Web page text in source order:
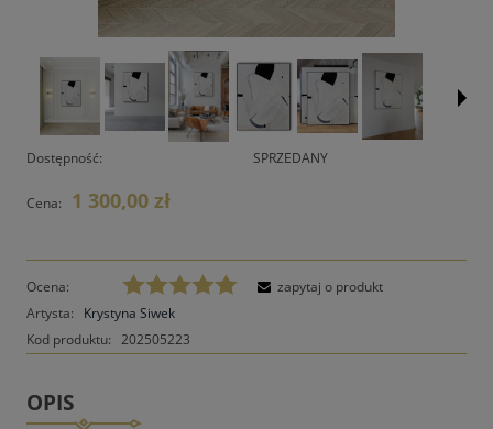
Dostępność: SPRZEDANY
Cena: 1 300,00 zł
Ocena:
Artysta:
Krystyna Siwek
Kod produktu: 202505223
zapytaj o produkt
OPIS